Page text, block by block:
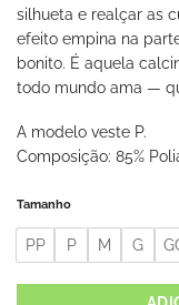
silhueta e realçar as
efeito empina na
bonito. É aquela
todo mundo ama —
A modelo veste P.
Composição: 85%
Tamanho
PP P M G